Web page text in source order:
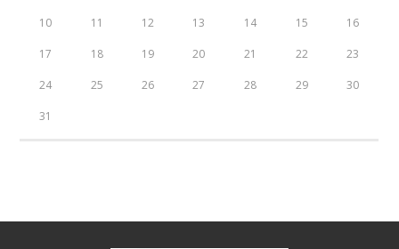
10 11 12 13 14 15 16
17 18 19 20 21 22 23
24 25 26 27 28 29 30
31